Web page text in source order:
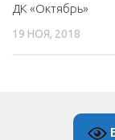
ДК «Октябрь»
19 НОЯ, 2018